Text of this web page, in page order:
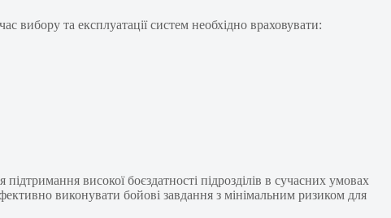
вибору та експлуатації систем необхідно враховувати:
високої боєздатності підрозділів в сучасних умовах
виконувати бойові завдання з мінімальним ризиком для